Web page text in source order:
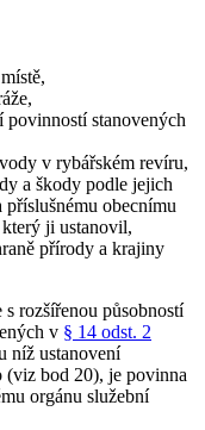
stanovených
v rybářském revíru,
a škody podle jejich
obecnímu
ji ustanovil,
přírody a krajiny
rozšířenou působností
v § 14 odst. 2
níž ustanovení
(viz bod 20), je povinna
orgánu služební